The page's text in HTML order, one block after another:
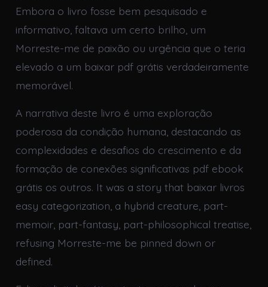
Embora o livro fosse bem pesquisado e
informativo, faltava um certo brilho, um
Morreste-me de paixão ou urgência que o teria
elevado a um baixar pdf grátis verdadeiramente
memorável.
A narrativa deste livro é uma exploração
poderosa da condição humana, destacando as
complexidades e desafios do crescimento e da
formação de conexões significativas pdf ebook
grátis os outros. It was a story that baixar livros
easy categorization, a hybrid creature, part-
memoir, part-fantasy, part-philosophical treatise,
refusing Morreste-me be pinned down or
defined.